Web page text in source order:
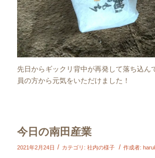
先日からギックリ背中が再発して落ち込ん
員の方から元気をいただけました！
今日の南田産業
2021年2月24日 / カテゴリ: 社内の様子 / 作成者: